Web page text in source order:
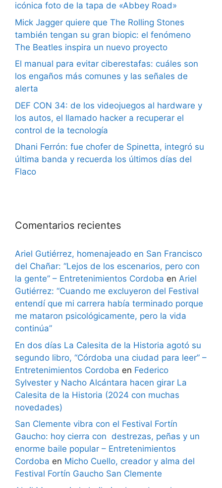
icónica foto de la tapa de «Abbey Road»
Mick Jagger quiere que The Rolling Stones
también tengan su gran biopic: el fenómeno
The Beatles inspira un nuevo proyecto
El manual para evitar ciberestafas: cuáles son
los engaños más comunes y las señales de
alerta
DEF CON 34: de los videojuegos al hardware y
los autos, el llamado hacker a recuperar el
control de la tecnología
Dhani Ferrón: fue chofer de Spinetta, integró su
última banda y recuerda los últimos días del
Flaco
Comentarios recientes
Ariel Gutiérrez, homenajeado en San Francisco
del Chañar: “Lejos de los escenarios, pero con
la gente” – Entretenimientos Cordoba en Ariel
Gutiérrez: “Cuando me excluyeron del Festival
entendí que mi carrera había terminado porque
me mataron psicológicamente, pero la vida
continúa”
En dos días La Calesita de la Historia agotó su
segundo libro, “Córdoba una ciudad para leer” –
Entretenimientos Cordoba en Federico
Sylvester y Nacho Alcántara hacen girar La
Calesita de la Historia (2024 con muchas
novedades)
San Clemente vibra con el Festival Fortín
Gaucho: hoy cierra con destrezas, peñas y un
enorme baile popular – Entretenimientos
Cordoba en Micho Cuello, creador y alma del
Festival Fortín Gaucho San Clemente